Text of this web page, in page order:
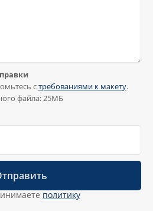
стребованиями к макету.
файла: 25МБ
политику